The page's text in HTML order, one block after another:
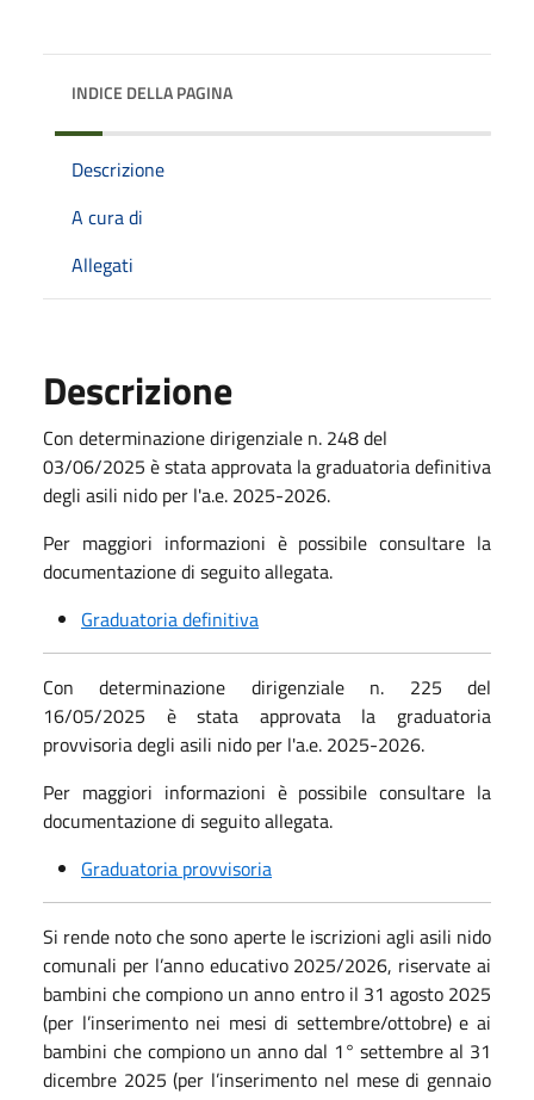
INDICE DELLA PAGINA
Descrizione
A cura di
Allegati
Descrizione
Con determinazione dirigenziale n. 248 del
03/06/2025 è stata approvata la graduatoria definitiva
degli asili nido per l'a.e. 2025-2026.
Per maggiori informazioni è possibile consultare la
documentazione di seguito allegata.
Graduatoria definitiva
Con determinazione dirigenziale n. 225 del
16/05/2025 è stata approvata la graduatoria
provvisoria degli asili nido per l'a.e. 2025-2026.
Per maggiori informazioni è possibile consultare la
documentazione di seguito allegata.
Graduatoria provvisoria
Si rende noto che sono aperte le iscrizioni agli asili nido
comunali per l’anno educativo 2025/2026, riservate ai
bambini che compiono un anno entro il 31 agosto 2025
(per l’inserimento nei mesi di settembre/ottobre) e ai
bambini che compiono un anno dal 1° settembre al 31
dicembre 2025 (per l’inserimento nel mese di gennaio